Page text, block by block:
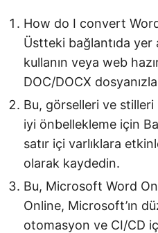
How do I convert
Üstteki bağlantıda yer
kullanın veya web
DOC/DOCX
Bu, görselleri ve
iyi önbellekleme için
satır içi varlıklara
olarak kaydedin.
Bu, Microsoft Word
Online, Microsoft’ın
otomasyon ve CI/CD